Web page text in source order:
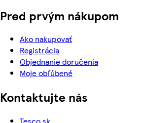
Pred prvým nákupom
Ako nakupovať
Registrácia
Objednanie doručenia
Moje obľúbené
Kontaktujte nás